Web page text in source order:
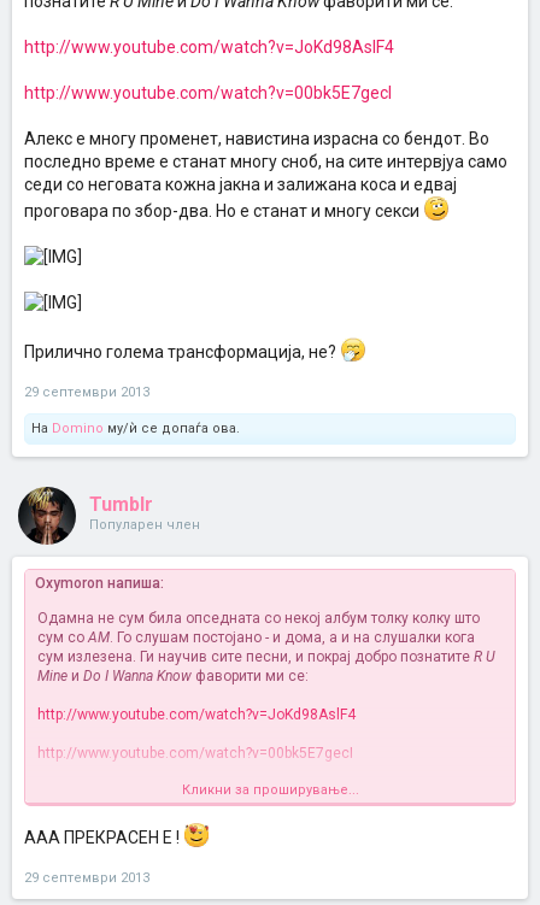
http://www.youtube.com/watch?v=JoKd98AslF4
http://www.youtube.com/watch?v=00bk5E7gecI
Алекс е многу променет, навистина израсна со бендот. Во
последно време е станат многу сноб, на сите интервјуа само
седи со неговата кожна јакна и залижана коса и едвај
проговара по збор-два. Но е станат и многу секси
Прилично голема трансформација, не?
29 септември 2013
На Domino му/ѝ се допаѓа ова.
Tumblr
Популарен член
Oxymoron напиша:
Одамна не сум била опседната со некој албум толку колку што
сум соAM. Го слушам постојано - и дома, а и на слушалки кога
сум излезена. Ги научив сите песни, и покрај добро познатите R U
Mine и Do I Wanna Know фаворити ми се:
http://www.youtube.com/watch?v=JoKd98AslF4
http://www.youtube.com/watch?v=00bk5E7gecI
Алекс е многу променет, навистина израсна со бендот. Во
последно време е станат многу сноб, на сите интервјуа само
седи со неговата кожна јакна и залижана коса и едвај проговара
по збор-два. Но е станат и многу секси
Кликни за проширување...
AAA ПРЕКРАСЕН Е !
29 септември 2013